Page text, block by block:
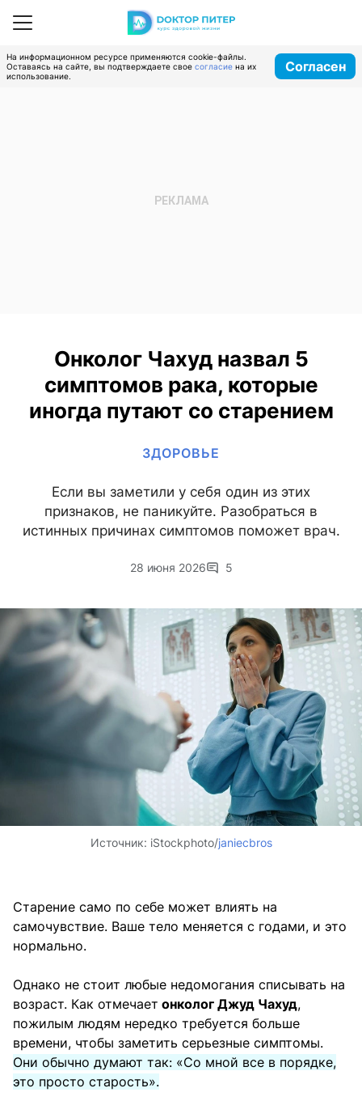
На информационном ресурсе применяются cookie-файлы.
Оставаясь на сайте, вы подтверждаете свое согласие на их
использование.
Согласен
Онколог Чахуд назвал 5
симптомов рака, которые
иногда путают со старением
ЗДОРОВЬЕ
Если вы заметили у себя один из этих
признаков, не паникуйте. Разобраться в
истинных причинах симптомов поможет врач.
28 июня 2026 5
Источник: iStockphoto/janiecbros
Старение само по себе может влиять на
самочувствие. Ваше тело меняется с годами, и это
нормально.
Однако не стоит любые недомогания списывать на
возраст. Как отмечает онколог Джуд Чахуд,
пожилым людям нередко требуется больше
времени, чтобы заметить серьезные симптомы.
Они обычно думают так: «Со мной все в порядке,
это просто старость».